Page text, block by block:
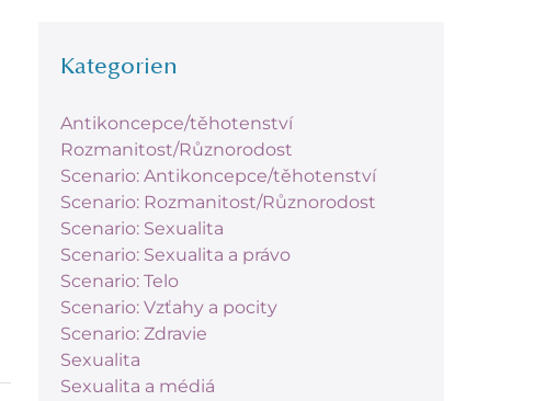
Kategorien
Antikoncepce/těhotenství
Rozmanitost/Různorodost
Scenario: Antikoncepce/těhotenství
Scenario: Rozmanitost/Různorodost
Scenario: Sexualita
Scenario: Sexualita a právo
Scenario: Telo
Scenario: Vzťahy a pocity
Scenario: Zdravie
Sexualita
Sexualita a médiá